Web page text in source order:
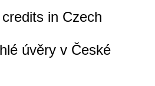
in Czech
úvěry v České